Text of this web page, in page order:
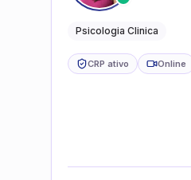
Psicologia Clinica
CRP ativo Online